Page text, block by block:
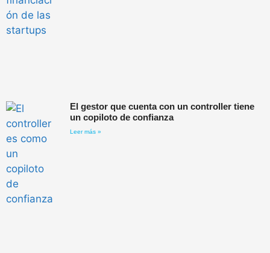
El gestor que cuenta con un controller tiene
un copiloto de confianza
Leer más »